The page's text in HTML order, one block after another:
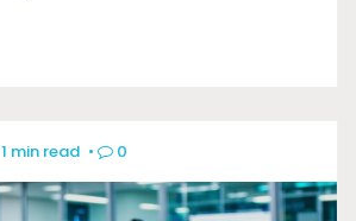
1 min read • 0